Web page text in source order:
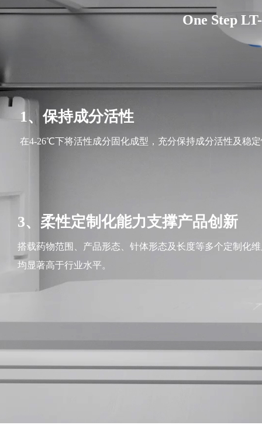
1、保持成分活性
在4-26℃下将活性成分固化成型，充分保持成分活性及稳
One Step
3、柔性定制化能力支撑产品创新
搭载药物范围、产品形态、针体形态及长度等多个定制化
均显著高于行业水平。